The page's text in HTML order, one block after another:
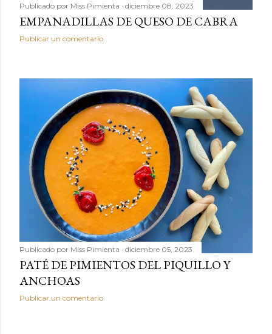
Publicado por Miss Pimienta diciembre 08, 2023
EMPANADILLAS DE QUESO DE CABRA
Publicar un comentario
Publicado por Miss Pimienta diciembre 05, 2023
PATÉ DE PIMIENTOS DEL PIQUILLO Y
ANCHOAS
Publicar un comentario